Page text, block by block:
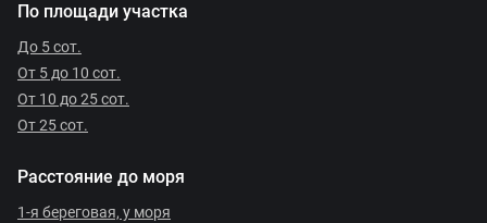
По площади участка
До 5 сот.
От 5 до 10 сот.
От 10 до 25 сот.
От 25 сот.
Расстояние до моря
1-я береговая, у моря